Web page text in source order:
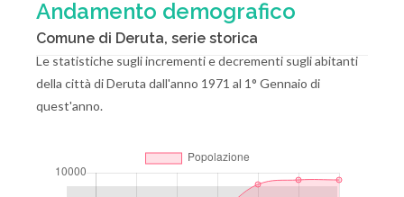
Andamento demografico
Comune di Deruta, serie storica
Le statistiche sugli incrementi e decrementi sugli abitanti
della città di Deruta dall'anno 1971 al 1° Gennaio di
quest'anno.